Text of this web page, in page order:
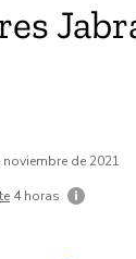
noviembre de 2021
4 horas